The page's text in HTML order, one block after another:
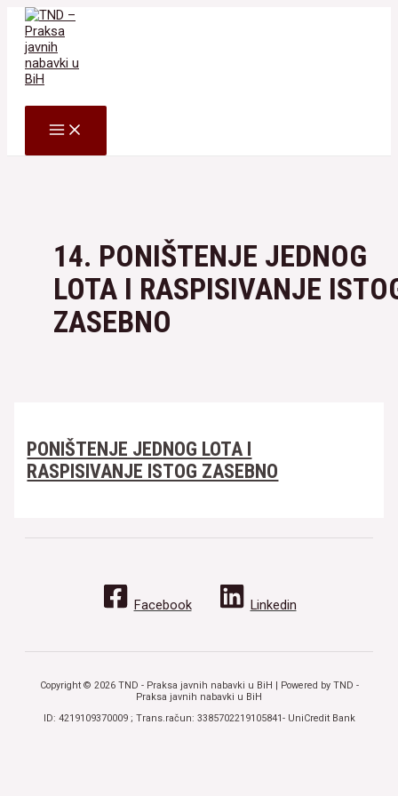
Skip
content
MAIN
MENU
14. PONIŠTENJE JEDNOG
LOTA I RASPISIVANJE
ZASEBNO
PONIŠTENJE JEDNOG LOTA I
RASPISIVANJE ISTOG ZASEBNO
Facebook Linkedin
Copyright © 2026 TND - Praksa javnih nabavki u BiH | Powered by TND -
Praksa javnih nabavki u BiH
ID: 4219109370009 ; Trans.račun: 3385702219105841- UniCredit Bank